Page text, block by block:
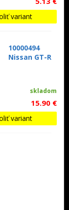
variant
10000494
Nissan GT-R
skladom
15.90 €
variant